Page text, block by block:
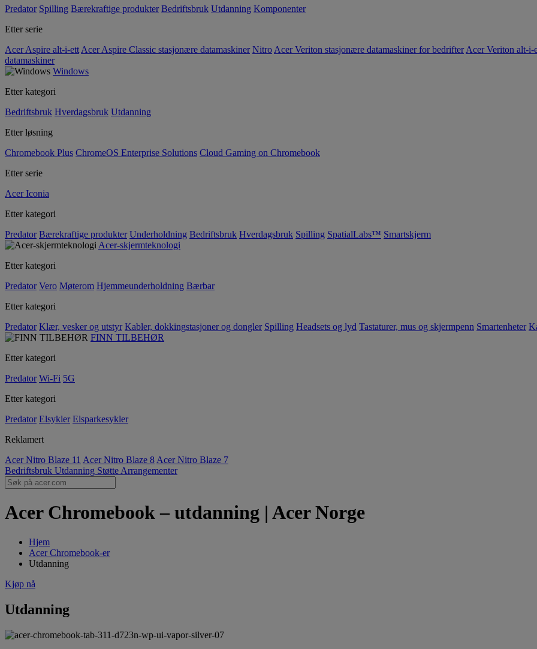
Predator Spilling Bærekraftige produkter Bedriftsbruk Utdanning Komponenter
Etter serie
Acer Aspire alt-i-ett Acer Aspire Classic stasjonære datamaskiner Nitro Acer Veriton stasjonære datamaskiner for bedrifter Acer Veriton alt-i-
datamaskiner
Windows
Etter kategori
Bedriftsbruk Hverdagsbruk Utdanning
Etter løsning
Chromebook Plus ChromeOS Enterprise Solutions Cloud Gaming on Chromebook
Etter serie
Acer Iconia
Etter kategori
Predator Bærekraftige produkter Underholdning Bedriftsbruk Hverdagsbruk Spilling SpatialLabs™ Smartskjerm
Acer-skjermteknologi
Etter kategori
Predator Vero Møterom Hjemmeunderholdning Bærbar
Etter kategori
Predator Klær, vesker og utstyr Kabler, dokkingstasjoner og dongler Spilling Headsets og lyd Tastaturer, mus og skjermpenn Smartenheter
FINN TILBEHØR
Etter kategori
Predator Wi-Fi 5G
Etter kategori
Predator Elsykler Elsparkesykler
Reklamert
Acer Nitro Blaze 11 Acer Nitro Blaze 8 Acer Nitro Blaze 7
Bedriftsbruk Utdanning Støtte Arrangementer
Acer Chromebook – utdanning | Acer Norge
Hjem
Acer Chromebook-er
Utdanning
Kjøp nå
Utdanning